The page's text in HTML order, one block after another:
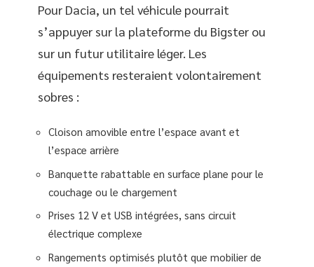
Pour Dacia, un tel véhicule pourrait
s’appuyer sur la plateforme du Bigster ou
sur un futur utilitaire léger. Les
équipements resteraient volontairement
sobres :
Cloison amovible entre l’espace avant et
l’espace arrière
Banquette rabattable en surface plane pour le
couchage ou le chargement
Prises 12 V et USB intégrées, sans circuit
électrique complexe
Rangements optimisés plutôt que mobilier de